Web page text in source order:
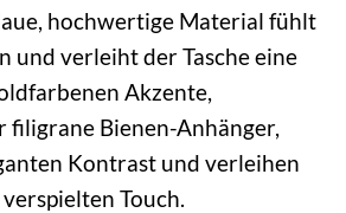
hochwertige Material fühlt
und verleiht der Tasche eine
Akzente,
filigrane Bienen-Anhänger,
Kontrast und verleihen
Touch.